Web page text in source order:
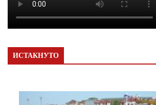
ИСТАКНУТО